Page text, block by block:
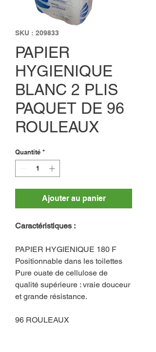
SKU : 209833
PAPIER
HYGIENIQUE
BLANC 2 PLIS
PAQUET DE 96
ROULEAUX
Quantité *
Ajouter au panier
Caractéristiques :
PAPIER HYGIENIQUE 180 F
Positionnable dans les toilettes
Pure ouate de cellulose de
qualité supérieure : vraie douceur
et grande résistance.
96 ROULEAUX